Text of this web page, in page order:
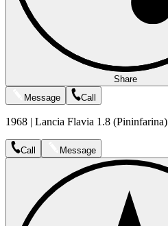
Share
Message
Call
1968 | Lancia Flavia 1.8 (Pininfarina)
Call Message